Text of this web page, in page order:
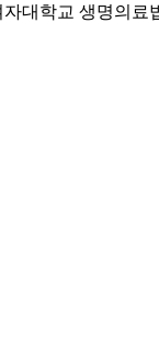
자대학교 생명의료